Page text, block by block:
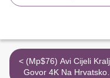
< (Mp$76) Avi Cijeli Kraljev
Govor 4K Na Hrvatskom